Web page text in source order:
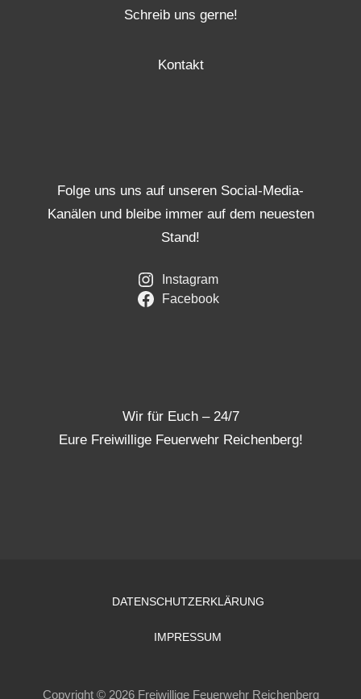
Schreib uns gerne!
Kontakt
Folge uns uns auf unseren Social-Media-
Kanälen und bleibe immer auf dem neuesten
Stand!
Instagram
Facebook
Wir für Euch – 24/7
Eure Freiwillige Feuerwehr Reichenberg!
DATENSCHUTZERKLÄRUNG
IMPRESSUM
Copyright © 2026 Freiwillige Feuerwehr Reichenberg